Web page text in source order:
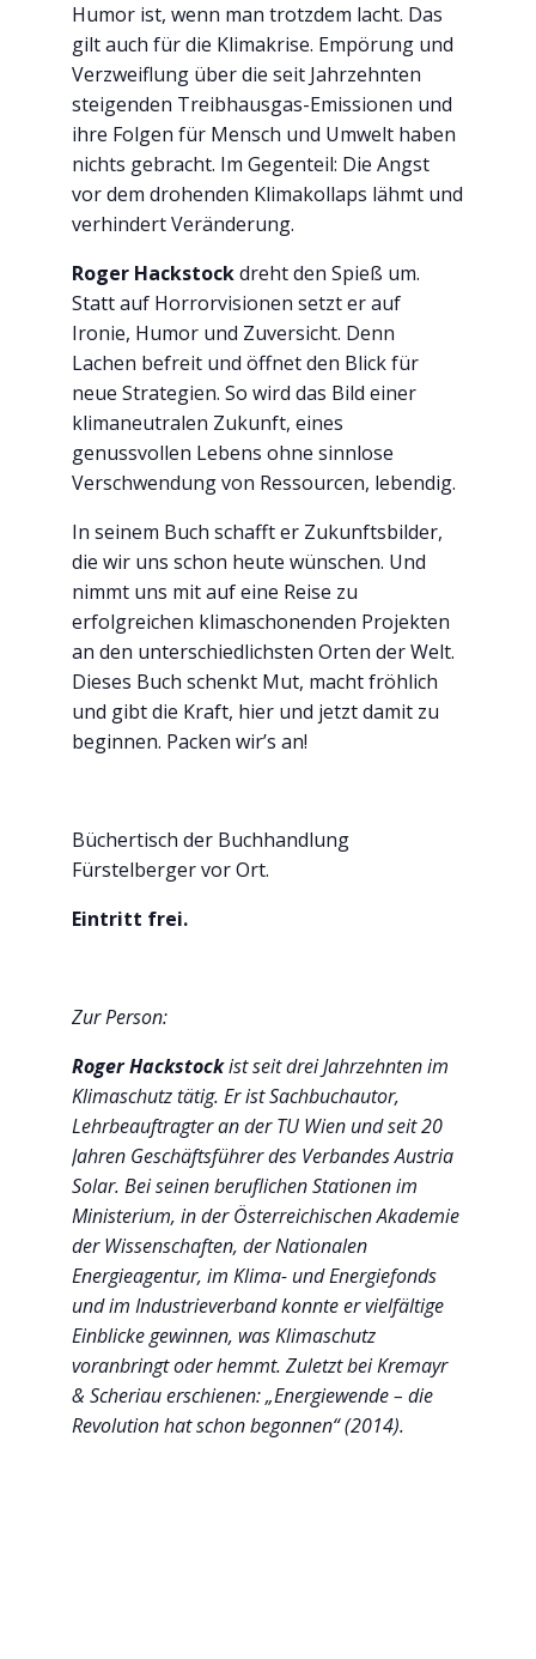
Humor ist, wenn man trotzdem lacht. Das
gilt auch für die Klimakrise. Empörung und
Verzweiflung über die seit Jahrzehnten
steigenden Treibhausgas-Emissionen und
ihre Folgen für Mensch und Umwelt haben
nichts gebracht. Im Gegenteil: Die Angst
vor dem drohenden Klimakollaps lähmt und
verhindert Veränderung.
Roger Hackstockdreht den Spieß um.
Statt auf Horrorvisionen setzt er auf
Ironie, Humor und Zuversicht. Denn
Lachen befreit und öffnet den Blick für
neue Strategien. So wird das Bild einer
klimaneutralen Zukunft, eines
genussvollen Lebens ohne sinnlose
Verschwendung von Ressourcen, lebendig.
In seinem Buch schafft er Zukunftsbilder,
die wir uns schon heute wünschen. Und
nimmt uns mit auf eine Reise zu
erfolgreichen klimaschonenden Projekten
an den unterschiedlichsten Orten der Welt.
Dieses Buch schenkt Mut, macht fröhlich
und gibt die Kraft, hier und jetzt damit zu
beginnen. Packen wir’s an!
Büchertisch der Buchhandlung
Fürstelberger vor Ort.
Eintritt frei.
Zur Person:
Roger Hackstockist seit drei Jahrzehnten im
Klimaschutz tätig. Er ist Sachbuchautor,
Lehrbeauftragter an der TU Wien und seit 20
Jahren Geschäftsführer des Verbandes Austria
Solar. Bei seinen beruflichen Stationen im
Ministerium, in der Österreichischen Akademie
der Wissenschaften, der Nationalen
Energieagentur, im Klima- und Energiefonds
und im Industrieverband konnte er vielfältige
Einblicke gewinnen, was Klimaschutz
voranbringt oder hemmt. Zuletzt bei Kremayr
& Scheriau erschienen: „Energiewende – die
Revolution hat schon begonnen“ (2014).